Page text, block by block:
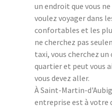
un endroit que vous
voulez voyager dans
confortables et les
ne cherchez pas
taxi, vous cherchez
quartier et peut vous
vous devez aller.
À Saint-Martin-
entreprise est à votre